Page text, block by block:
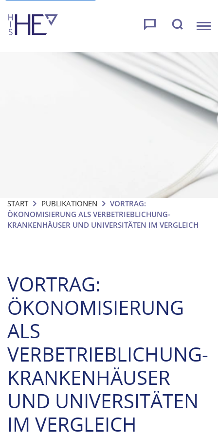
START PUBLIKATIONEN
VORTRAG:
ÖKONOMISIERUNG ALS VERBETRIEBLICHUNG-
KRANKENHÄUSER UND UNIVERSITÄTEN IM VERGLEICH
VORTRAG:
ÖKONOMISIERUNG
ALS
VERBETRIEBLICHUNG-
KRANKENHÄUSER
UND UNIVERSITÄTEN
IM VERGLEICH